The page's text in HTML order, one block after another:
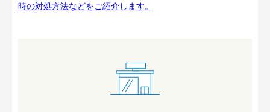
時の対処方法などをご紹介します。